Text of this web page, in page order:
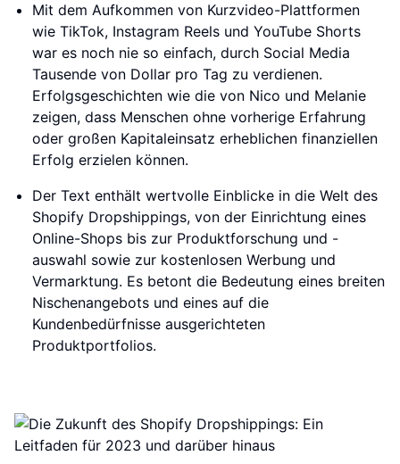
Mit dem Aufkommen von Kurzvideo-Plattformen
wie TikTok, Instagram Reels und YouTube Shorts
war es noch nie so einfach, durch Social Media
Tausende von Dollar pro Tag zu verdienen.
Erfolgsgeschichten wie die von Nico und Melanie
zeigen, dass Menschen ohne vorherige Erfahrung
oder großen Kapitaleinsatz erheblichen finanziellen
Erfolg erzielen können.
Der Text enthält wertvolle Einblicke in die Welt des
Shopify Dropshippings, von der Einrichtung eines
Online-Shops bis zur Produktforschung und -
auswahl sowie zur kostenlosen Werbung und
Vermarktung. Es betont die Bedeutung eines breiten
Nischenangebots und eines auf die
Kundenbedürfnisse ausgerichteten
Produktportfolios.